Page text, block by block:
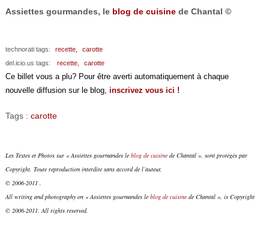
Assiettes gourmandes, le blog de cuisinede Chantal ©
technorati tags: recette,
carotte
del.icio.us tags:
recette, carotte
Ce billet vous a plu? Pour être averti automatiquement à chaque
nouvelle diffusion sur le blog, inscrivez vous ici !
Tags : carotte
Les Textes et Photos sur « Assiettes gourmandes le blog de cuisinede Chantal », sont protégés par
Copyright. Toute reproduction interdite sans accord de l’auteur.
© 2006-2011 .
All writing and photography on « Assiettes gourmandes le blog de cuisinede Chantal », is Copyright
© 2006-2011. All rights reserved.